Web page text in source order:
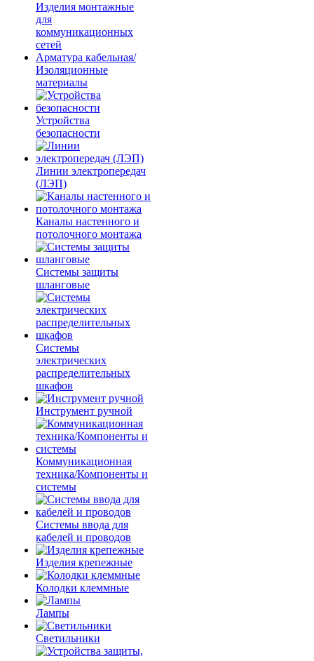
Изделия монтажные
для
коммуникационных
сетей
Арматура кабельная/
Изоляционные
материалы
Устройства
безопасности
Линии электропередач
(ЛЭП)
Каналы настенного и
потолочного монтажа
Системы защиты
шланговые
Системы
электрических
распределительных
шкафов
Инструмент ручной
Коммуникационная
техника/Компоненты и
системы
Системы ввода для
кабелей и проводов
Изделия крепежные
Колодки клеммные
Лампы
Светильники